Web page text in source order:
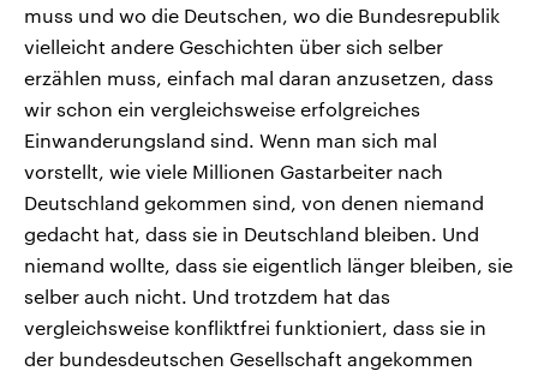
muss und wo die Deutschen, wo die Bundesrepublik
vielleicht andere Geschichten über sich selber
erzählen muss, einfach mal daran anzusetzen, dass
wir schon ein vergleichsweise erfolgreiches
Einwanderungsland sind. Wenn man sich mal
vorstellt, wie viele Millionen Gastarbeiter nach
Deutschland gekommen sind, von denen niemand
gedacht hat, dass sie in Deutschland bleiben. Und
niemand wollte, dass sie eigentlich länger bleiben, sie
selber auch nicht. Und trotzdem hat das
vergleichsweise konfliktfrei funktioniert, dass sie in
der bundesdeutschen Gesellschaft angekommen